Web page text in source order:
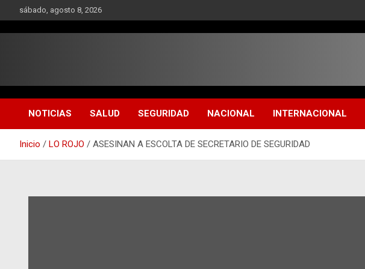
al
contenido
sábado, agosto 8, 2026
NOTICIAS SALUD SEGURIDAD NACIONAL INTERNACIONAL
Inicio LO ROJO ASESINAN A ESCOLTA DE SECRETARIO DE SEGURIDAD